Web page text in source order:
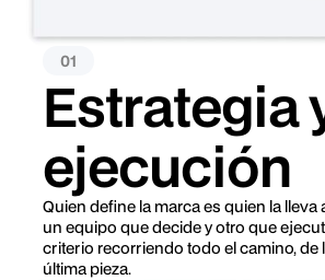
01
Estrategia
ejecución
Quien define la marca es quien la lleva
un equipo que decide y otro que
criterio recorriendo todo el camino, de
última pieza.